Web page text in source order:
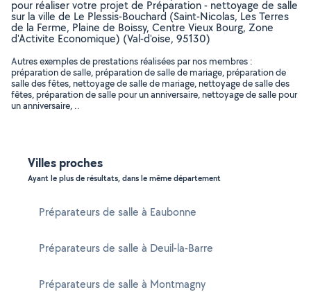
pour réaliser votre projet de Préparation - nettoyage de salle
sur la ville de Le Plessis-Bouchard (Saint-Nicolas, Les Terres
de la Ferme, Plaine de Boissy, Centre Vieux Bourg, Zone
d'Activite Economique) (Val-d'oise, 95130)
Autres exemples de prestations réalisées par nos membres :
préparation de salle, préparation de salle de mariage, préparation de
salle des fêtes, nettoyage de salle de mariage, nettoyage de salle des
fêtes, préparation de salle pour un anniversaire, nettoyage de salle pour
un anniversaire, ..
Villes proches
Ayant le plus de résultats, dans le même département
Préparateurs de salle à Eaubonne
Préparateurs de salle à Deuil-la-Barre
Préparateurs de salle à Montmagny